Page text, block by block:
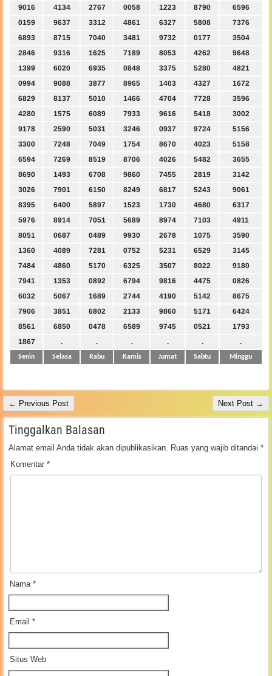
9016
4134 2767 0058 1223 8790
6596
0159
9637 3312 4861 6327 5808
7376
6893
8715 7040 3481 9732 0177
3504
2846
9316 1625 7189 8053 4262
9648
1399
6020 6935 0848 3375 5280
4821
0994
9088 3877 8965 1403 4327
1672
6829
8137 5010 1466 4704 7728
3596
4280
1575 6089 7933 9616 5418
3002
9178
2590 5031 3246 0937 9724
5156
3300
7248 7049 1754 8670 4023
5158
6594
7269 8519 8706 4026 5482
3655
8690
1493 6708 9860 7455 2819
3142
3026
7901 6150 8249 6817 5243
9061
8395
6400 5897 1523 1730 4680
6317
5976
8914 7051 5689 8974 7103
4911
8051
0687 0489 9930 2678 1075
3590
1360
4089 7281 0752 5231 6529
3145
7484
4860 5170 6325 3507 8022
9180
7941
1353 0892 6794 9816 4475
0826
6032
5067 1689 2744 4190 5142
8675
7906
3851 6802 2133 9860 5171
6424
8561
6850 0478 6589 9745 0521
1793
1867
. . . . . .
Senin Selasa Rabu Kamis Jumat Sabtu Minggu
← Previous Post Next Post →
Tinggalkan Balasan
Alamat email Anda tidak akan dipublikasikan. Ruas yang wajib ditandai *
Komentar *
Nama *
Email *
Situs Web